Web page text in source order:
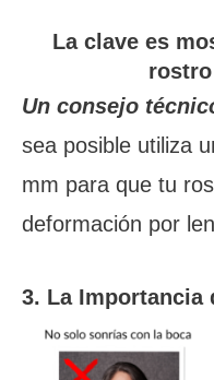
La clave es
Un consejo
sea posible utiliza
mm para que tu
deformación por
3. La Importancia